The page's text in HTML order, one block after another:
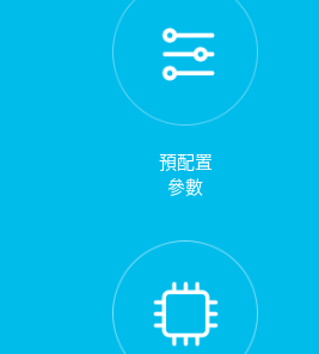
預配置
參數